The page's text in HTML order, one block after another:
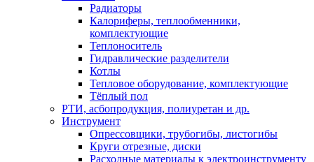
Радиаторы
Калориферы, теплообменники,
комплектующие
Теплоноситель
Гидравлические разделители
Котлы
Тепловое оборудование, комплектующие
Тёплый пол
РТИ, асбопродукция, полиуретан и др.
Инструмент
Опрессовщики, трубогибы, листогибы
Круги отрезные, диски
Расходные материалы к электроинструменту